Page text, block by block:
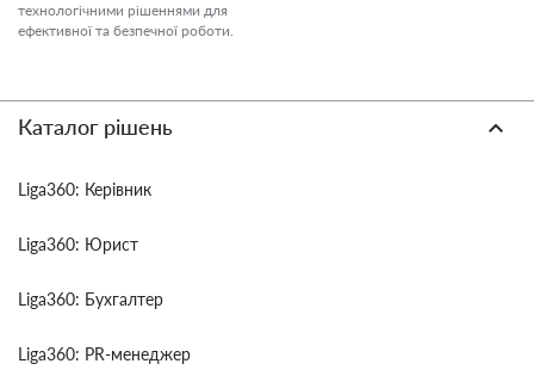
технологічними рішеннями для
ефективної та безпечної роботи.
Каталог рішень
Liga360: Керівник
Liga360: Юрист
Liga360: Бухгалтер
Liga360: PR-менеджер